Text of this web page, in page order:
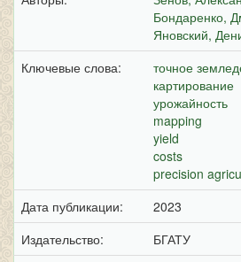
Бондаренко,
Яновский,
Ключевые слова:
точное
картирование
урожайность
mapping
yield
costs
precision
Дата публикации:
2023
Издательство:
БГАТУ